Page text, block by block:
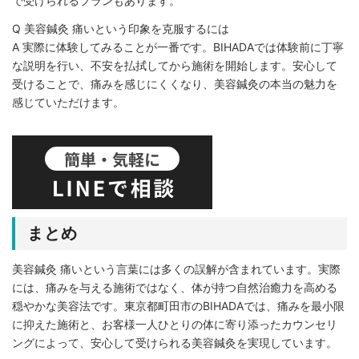
Q 美容鍼灸 痛いという印象を克服するには
A 実際に体験してみることが一番です。BIHADAでは体験前に丁寧
な説明を行い、不安を払拭してから施術を開始します。安心して
受けることで、痛みを感じにくくなり、美容鍼灸の本当の魅力を
感じていただけます。
まとめ
美容鍼灸 痛いという言葉には多くの誤解が含まれています。実際
には、痛みを与える施術ではなく、体が持つ自然治癒力を高める
穏やかな美容法です。東京都町田市のBIHADAでは、痛みを最小限
に抑えた施術と、お客様一人ひとりの体に寄り添ったカウンセリ
ングによって、安心して受けられる美容鍼灸を実現しています。